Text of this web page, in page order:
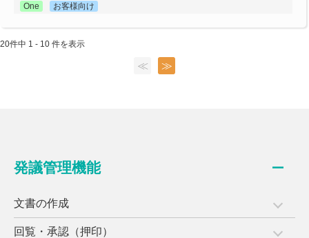
One
お客様向け
20件中 1 - 10 件を表示
≪ ≫
発議管理機能
文書の作成
回覧・承認（押印）